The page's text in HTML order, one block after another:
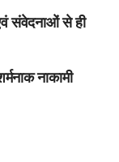
संवेदनाओं से ही
नाकामी